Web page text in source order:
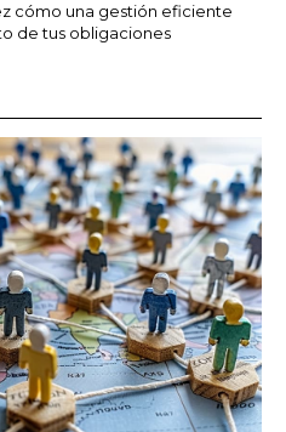
cómo una gestión eficiente
de tus obligaciones